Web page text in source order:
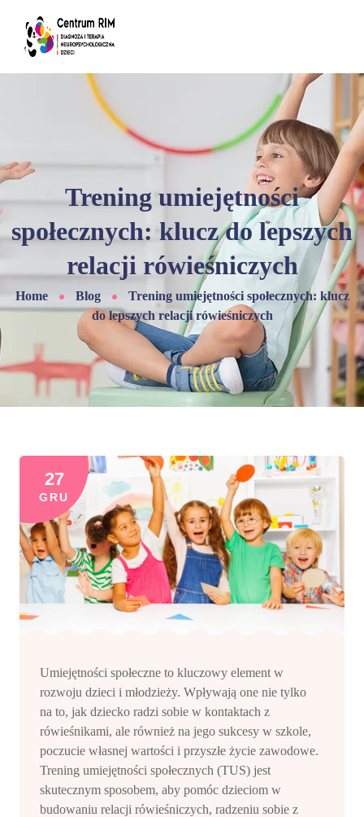
Trening umiejętności
społecznych: klucz do lepszych
relacji rówieśniczych
Home Blog
Trening umiejętności społecznych: klucz
do lepszych relacji rówieśniczych
27
GRU
Umiejętności społeczne to kluczowy element w
rozwoju dzieci i młodzieży. Wpływają one nie tylko
na to, jak dziecko radzi sobie w kontaktach z
rówieśnikami, ale również na jego sukcesy w szkole,
poczucie własnej wartości i przyszłe życie zawodowe.
Trening umiejętności społecznych (TUS) jest
skutecznym sposobem, aby pomóc dzieciom w
budowaniu relacji rówieśniczych, radzeniu sobie z